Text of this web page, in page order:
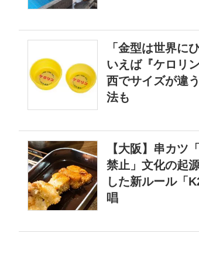
「金型は世界
いえば『ケロリ
西でサイズが違
法も
【大阪】串カツ
禁止」文化の起
した新ルール「
唱